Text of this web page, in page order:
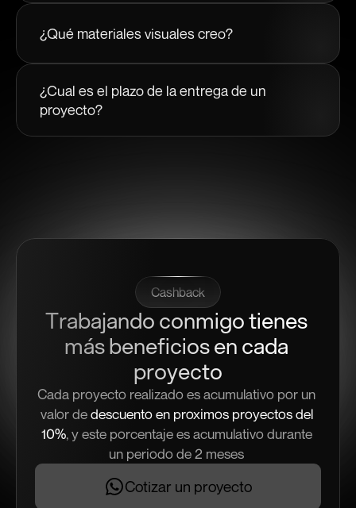
¿Qué materiales visuales creo?
¿Cual es el plazo de la entrega de un
proyecto?
Cashback
Trabajando conmigo tienes
más beneficios en cada
proyecto
Cada proyecto realizado es acumulativo por un
valor de descuento en proximos proyectos del
10%, y este porcentaje es acumulativo durante
un periodo de 2 meses
Cotizar un proyecto